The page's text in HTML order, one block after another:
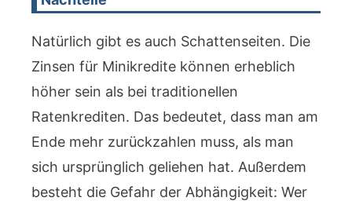
Natürlich gibt es auch Schattenseiten. Die
Zinsen für Minikredite können erheblich
höher sein als bei traditionellen
Ratenkrediten. Das bedeutet, dass man am
Ende mehr zurückzahlen muss, als man
sich ursprünglich geliehen hat. Außerdem
besteht die Gefahr der Abhängigkeit: Wer